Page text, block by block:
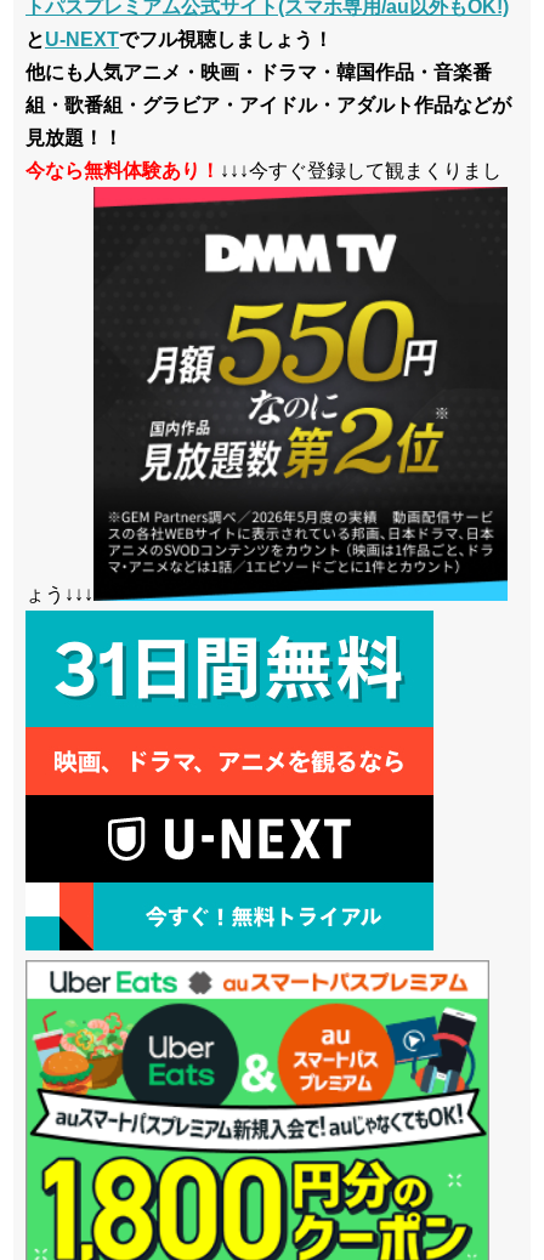
トパスプレミアム公式サイト(スマホ専用/au以外もOK!)
とU-NEXTでフル視聴しましょう！
他にも人気アニメ・映画・ドラマ・韓国作品・音楽番
組・歌番組・グラビア・アイドル・アダルト作品などが
見放題！！
今なら無料体験あり！ ↓↓↓今すぐ登録して観まくりまし
ょう↓↓↓